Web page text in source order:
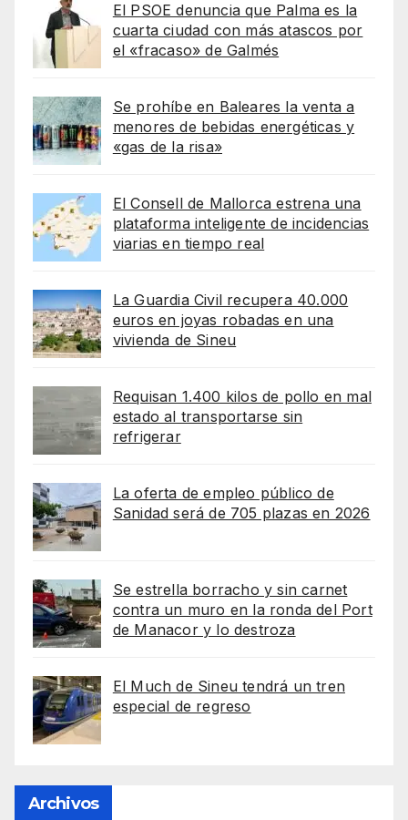
El PSOE denuncia que Palma es la
cuarta ciudad con más atascos por
el «fracaso» de Galmés
Se prohíbe en Baleares la venta a
menores de bebidas energéticas y
«gas de la risa»
El Consell de Mallorca estrena una
plataforma inteligente de incidencias
viarias en tiempo real
La Guardia Civil recupera 40.000
euros en joyas robadas en una
vivienda de Sineu
Requisan 1.400 kilos de pollo en mal
estado al transportarse sin
refrigerar
La oferta de empleo público de
Sanidad será de 705 plazas en 2026
Se estrella borracho y sin carnet
contra un muro en la ronda del Port
de Manacor y lo destroza
El Much de Sineu tendrá un tren
especial de regreso
Archivos